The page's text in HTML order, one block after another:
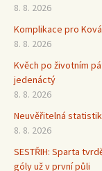
8. 8. 2026
Komplikace pro
8. 8. 2026
Kvěch po životním
jedenáctý
8. 8. 2026
Neuvěřitelná
8. 8. 2026
SESTŘIH: Sparta
góly už v první půli